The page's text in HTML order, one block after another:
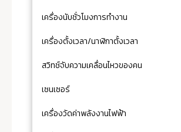
เครื่องนับชั่วโมงการทำงาน
เครื่องตั้งเวลา/นาฬิกาตั้งเวลา
สวิทช์จับความเคลื่อนไหวของคน
เซนเซอร์
เครื่องวัดค่าพลังงานไฟฟ้า